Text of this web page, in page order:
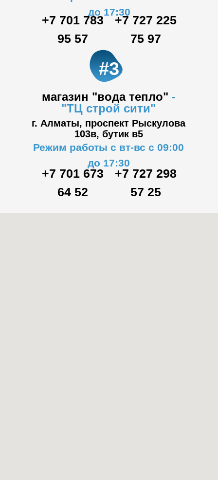
до 17:30
магазин "вода тепло" -
"ТЦ строй сити"
#3
г. Алматы, проспект Рыскулова
103в, бутик в5
Режим работы с вт-вс с 09:00
до 17:30
+7 701 783
95 57
+7 727 225
75 97
+7 701 673
64 52
+7 727 298
57 25